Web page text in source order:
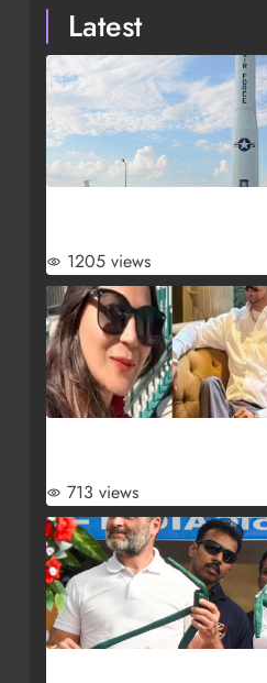
Latest
1205 views
713 views